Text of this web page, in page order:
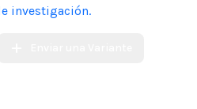
investigación.